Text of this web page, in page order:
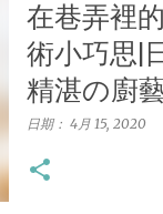
在巷弄裡
術小巧思|
精湛の廚
日期： 4月 15, 2020